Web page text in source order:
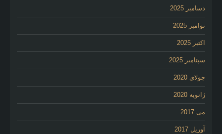
دسامبر 2025
نوامبر 2025
اکتبر 2025
سپتامبر 2025
جولای 2020
ژانویه 2020
می 2017
آوریل 2017